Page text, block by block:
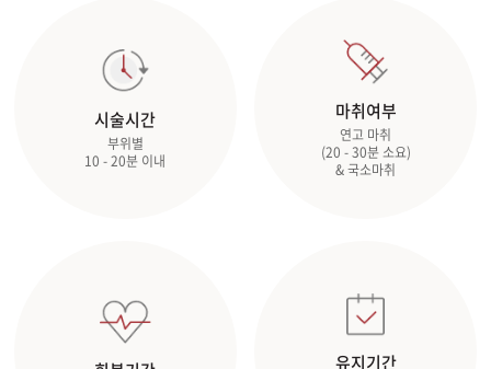
시술시간
부위별
10 - 20분 이내
마취여부
연고 마취
(20 - 30분 소요)
& 국소마취
유지기간